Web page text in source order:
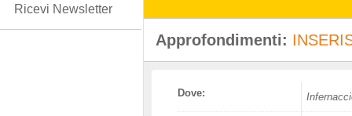
Approfondimenti:
Dove:
Ricevi Newsletter